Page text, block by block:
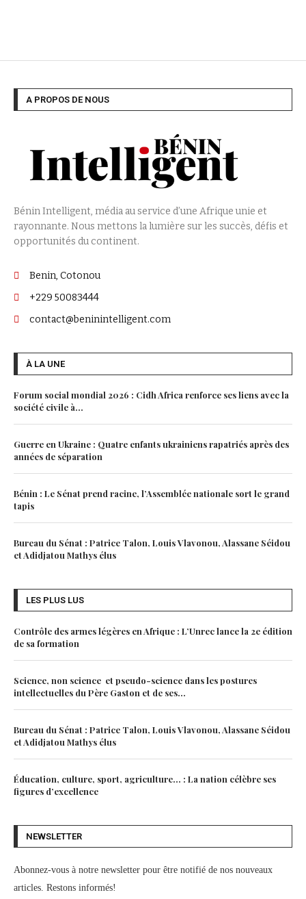
A PROPOS DE NOUS
Bénin Intelligent, média au service d’une Afrique unie et
rayonnante. Nous mettons la lumière sur les succès, défis et
opportunités du continent.
Benin, Cotonou
+229 50083444
contact@beninintelligent.com
À LA UNE
Forum social mondial 2026 : Cidh Africa renforce ses liens avec la
société civile à...
Guerre en Ukraine : Quatre enfants ukrainiens rapatriés après des
années de séparation
Bénin : Le Sénat prend racine, l’Assemblée nationale sort le grand
tapis
Bureau du Sénat : Patrice Talon, Louis Vlavonou, Alassane Séidou
et Adidjatou Mathys élus
LES PLUS LUS
Contrôle des armes légères en Afrique : L’Unrec lance la 2e édition
de sa formation
Science, non science et pseudo-science dans les postures
intellectuelles du Père Gaston et de ses...
Bureau du Sénat : Patrice Talon, Louis Vlavonou, Alassane Séidou
et Adidjatou Mathys élus
Éducation, culture, sport, agriculture… : La nation célèbre ses
figures d’excellence
NEWSLETTER
Abonnez-vous à notre newsletter pour être notifié de nos nouveaux
articles. Restons informés!